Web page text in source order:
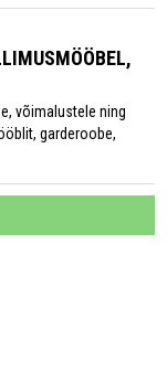
võimalustele ning
garderoobe,